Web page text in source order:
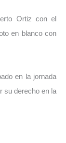
Ortiz con el
en blanco con
en la jornada
su derecho en la